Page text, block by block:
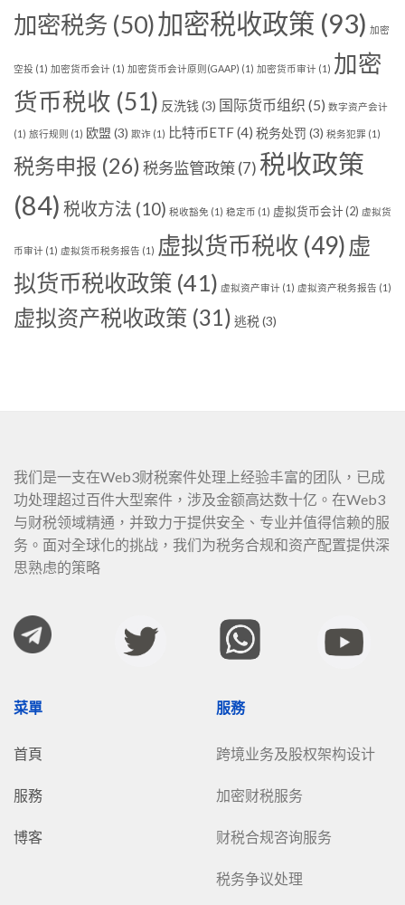
加密税务 (50)加密税收政策 (93) 加密
空投 (1) 加密货币会计 (1) 加密货币会计原则(GAAP) (1) 加密货币审计 (1) 加密
货币税收 (51) 反洗钱 (3) 国际货币组织 (5) 数字资产会计
(1) 旅行规则 (1) 欧盟 (3) 欺诈 (1) 比特币ETF(4) 税务处罚 (3) 税务犯罪 (1)
税务申报 (26) 税务监管政策(7) 税收政策
(84) 税收方法 (10) 税收豁免 (1) 稳定币 (1) 虚拟货币会计(2) 虚拟货
币审计 (1) 虚拟货币税务报告 (1) 虚拟货币税收 (49) 虚
拟货币税收政策 (41) 虚拟资产审计 (1) 虚拟资产税务报告 (1)
虚拟资产税收政策 (31) 逃税 (3)
我们是一支在Web3财税案件处理上经验丰富的团队，已成
功处理超过百件大型案件，涉及金额高达数十亿。在Web3
与财税领域精通，并致力于提供安全、专业并值得信赖的服
务。面对全球化的挑战，我们为税务合规和资产配置提供深
思熟虑的策略
菜單
首頁
服務
博客
服務
跨境业务及股权架构设计
加密财税服务
财税合规咨询服务
税务争议处理